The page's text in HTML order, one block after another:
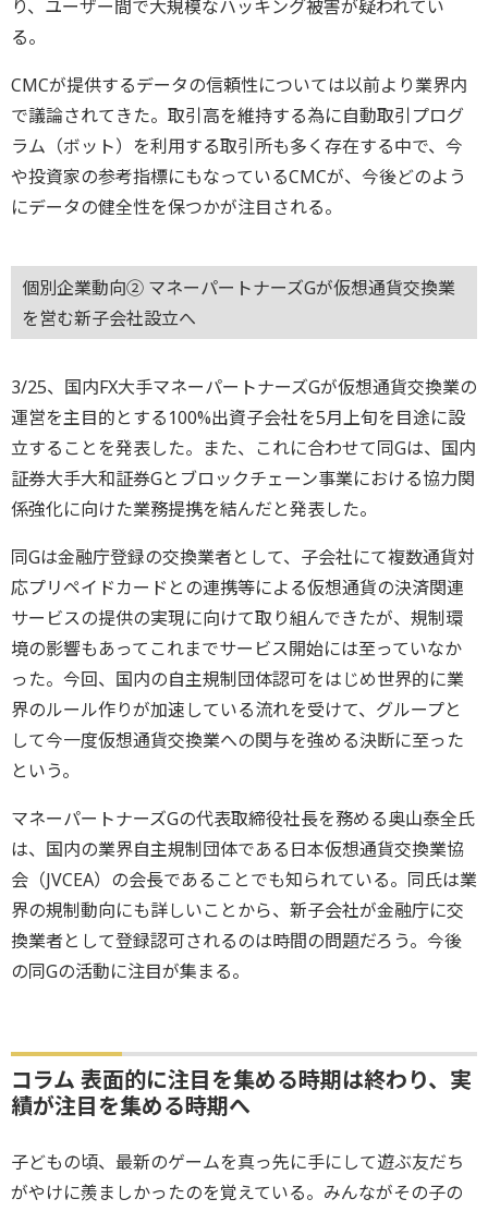
り、ユーザー間で大規模なハッキング被害が疑われてい
る。
CMCが提供するデータの信頼性については以前より業界内
で議論されてきた。取引高を維持する為に自動取引プログ
ラム（ボット）を利用する取引所も多く存在する中で、今
や投資家の参考指標にもなっているCMCが、今後どのよう
にデータの健全性を保つかが注目される。
個別企業動向② マネーパートナーズGが仮想通貨交換業
を営む新子会社設立へ
3/25、国内FX大手マネーパートナーズGが仮想通貨交換業の
運営を主目的とする100%出資子会社を5月上旬を目途に設
立することを発表した。また、これに合わせて同Gは、国内
証券大手大和証券Gとブロックチェーン事業における協力関
係強化に向けた業務提携を結んだと発表した。
同Gは金融庁登録の交換業者として、子会社にて複数通貨対
応プリペイドカードとの連携等による仮想通貨の決済関連
サービスの提供の実現に向けて取り組んできたが、規制環
境の影響もあってこれまでサービス開始には至っていなか
った。今回、国内の自主規制団体認可をはじめ世界的に業
界のルール作りが加速している流れを受けて、グループと
して今一度仮想通貨交換業への関与を強める決断に至った
という。
マネーパートナーズGの代表取締役社長を務める奥山泰全氏
は、国内の業界自主規制団体である日本仮想通貨交換業協
会（JVCEA）の会長であることでも知られている。同氏は業
界の規制動向にも詳しいことから、新子会社が金融庁に交
換業者として登録認可されるのは時間の問題だろう。今後
の同Gの活動に注目が集まる。
コラム 表面的に注目を集める時期は終わり、実
績が注目を集める時期へ
子どもの頃、最新のゲームを真っ先に手にして遊ぶ友だち
がやけに羨ましかったのを覚えている。みんながその子の